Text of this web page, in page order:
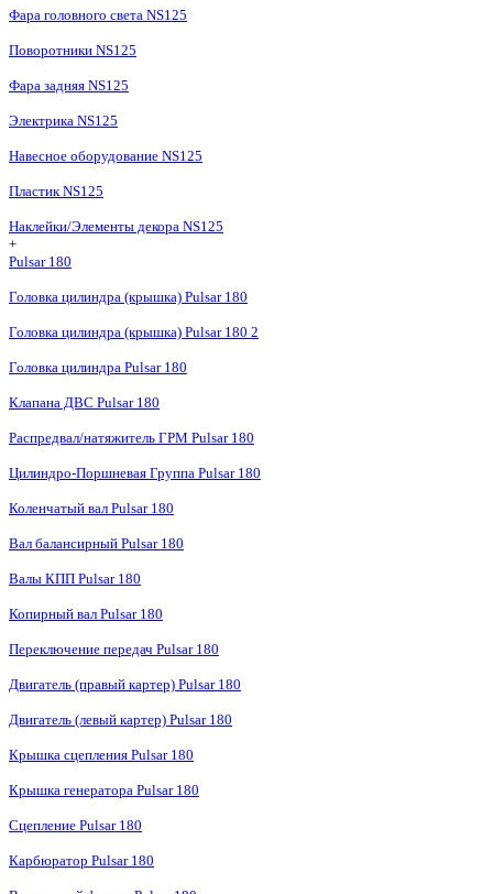
Фара головного света NS125
Поворотники NS125
Фара задняя NS125
Электрика NS125
Навесное оборудование NS125
Пластик NS125
Наклейки/Элементы декора NS125
+
Pulsar 180
Головка цилиндра (крышка) Pulsar 180
Головка цилиндра (крышка) Pulsar 180 2
Головка цилиндра Pulsar 180
Клапана ДВС Pulsar 180
Распредвал/натяжитель ГРМ Pulsar 180
Цилиндро-Поршневая Группа Pulsar 180
Коленчатый вал Pulsar 180
Вал балансирный Pulsar 180
Валы КПП Pulsar 180
Копирный вал Pulsar 180
Переключение передач Pulsar 180
Двигатель (правый картер) Pulsar 180
Двигатель (левый картер) Pulsar 180
Крышка сцепления Pulsar 180
Крышка генератора Pulsar 180
Сцепление Pulsar 180
Карбюратор Pulsar 180